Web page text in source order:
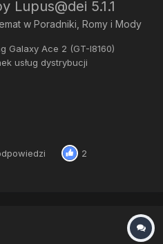
Lupus@dei 5.1.1
w Poradniki, Romy i Mody
Galaxy Ace 2 (GT-I8160)
usług dystrybucji
i niezawodność
nagrywanie kamerą. Źródło:
2